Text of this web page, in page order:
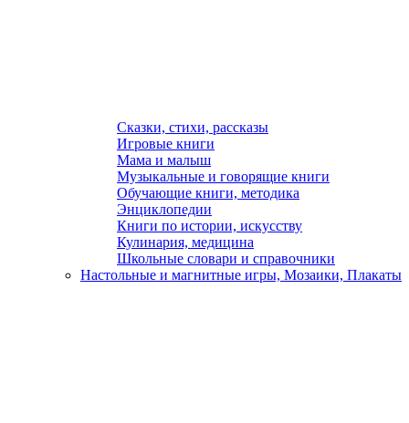
Сказки, стихи, рассказы
Игровые книги
Мама и малыш
Музыкальные и говорящие книги
Обучающие книги, методика
Энциклопедии
Книги по истории, искусству
Кулинария, медицина
Школьные словари и справочники
Настольные и магнитные игры, Мозаики, Плакаты